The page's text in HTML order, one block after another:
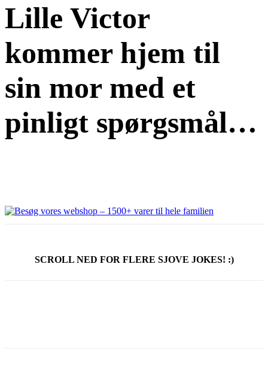
Lille Victor
kommer hjem til
sin mor med et
pinligt spørgsmål…
SCROLL NED FOR FLERE SJOVE JOKES! :)